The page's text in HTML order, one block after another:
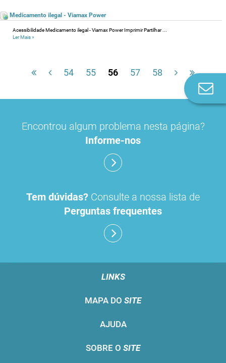
Medicamento ilegal - Viamax Power
Acessibilidade Medicamento ilegal - Viamax Power Imprimir Partilhar ...
Ler Mais»
54 55 56 57 58
Encontrou algum problema nesta página?
Informe-nos
Tem dúvidas? Consulte a nossa lista de
Perguntas frequentes
LINKS
MAPA DO SITE
AJUDA
SOBRE O SITE